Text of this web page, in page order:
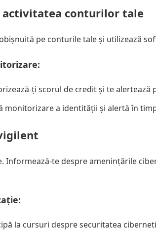
activitatea conturilor tale
pe conturile tale și utilizează
ți scorul de credit și te alertează
monitorizare a identității și alertă în
Informează-te despre amenințările
la cursuri despre securitatea